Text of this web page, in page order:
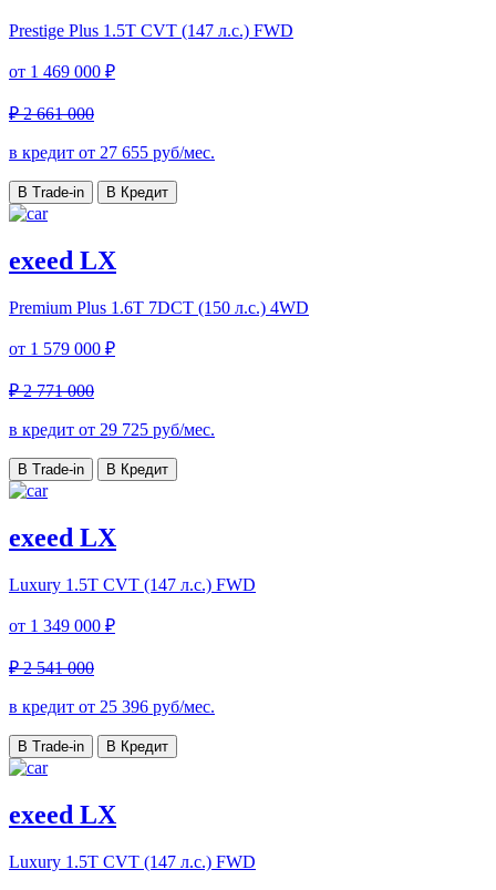
Prestige Plus 1.5T CVT (147 л.с.) FWD
от 1 469 000 ₽
₽ 2 661 000
в кредит от 27 655 руб/мес.
В Trade-in В Кредит
exeed LX
Premium Plus 1.6T 7DCT (150 л.с.) 4WD
от 1 579 000 ₽
₽ 2 771 000
в кредит от 29 725 руб/мес.
В Trade-in В Кредит
exeed LX
Luxury 1.5T CVT (147 л.с.) FWD
от 1 349 000 ₽
₽ 2 541 000
в кредит от 25 396 руб/мес.
В Trade-in В Кредит
exeed LX
Luxury 1.5T CVT (147 л.с.) FWD